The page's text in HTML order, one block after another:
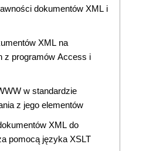
dokumentów XML i
XML na
z programów Access i
w standardzie
z jego elementów
XML do
pomocą języka XSLT